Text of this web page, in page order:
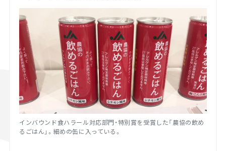
インバウンド食ハラール対応部門・特別賞を受賞した「農協の飲め
るごはん」。細めの缶に入っている。